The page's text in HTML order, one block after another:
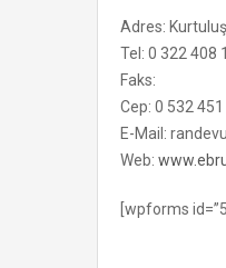
Adres:
Tel: 0 322 408
Faks:
Cep: 0 532
E-Mail:
Web:
[wpforms